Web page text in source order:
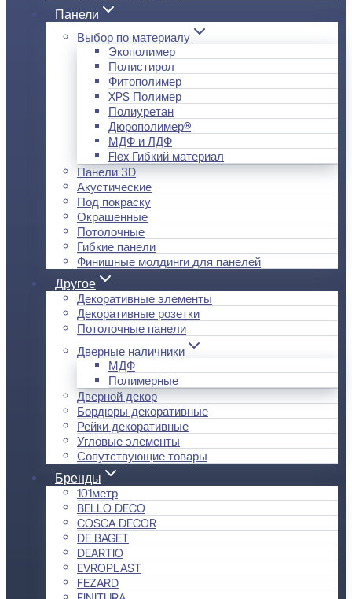
Панели
Выбор по материалу
Экополимер
Полистирол
Фитополимер
XPS Полимер
Полиуретан
Дюрополимер®
МДФ и ЛДФ
Flex Гибкий материал
Панели 3D
Акустические
Под покраску
Окрашенные
Потолочные
Гибкие панели
Финишные молдинги для панелей
Другое
Декоративные элементы
Декоративные розетки
Потолочные панели
Дверные наличники
МДФ
Полимерные
Дверной декор
Бордюры декоративные
Рейки декоративные
Угловые элементы
Сопутствующие товары
Бренды
101метр
BELLO DECO
COSCA DECOR
DE BAGET
DEARTIO
EVROPLAST
FEZARD